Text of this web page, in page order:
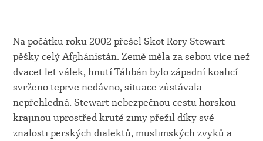
Na počátku roku 2002 přešel Skot Rory Stewart
pěšky celý Afghánistán. Země měla za sebou více než
dvacet let válek, hnutí Tálibán bylo západní koalicí
svrženo teprve nedávno, situace zůstávala
nepřehledná. Stewart nebezpečnou cestu horskou
krajinou uprostřed kruté zimy přežil díky své
znalosti perských dialektů, muslimských zvyků a